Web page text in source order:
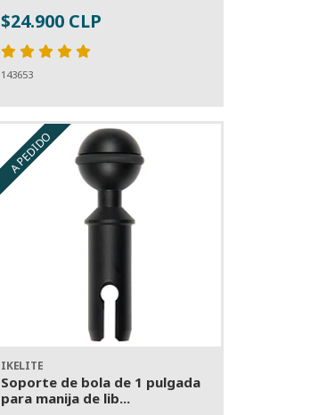
-
$24.900 CLP
143653
A PEDIDO
IKELITE
Soporte de bola de 1 pulgada
para manija de lib...